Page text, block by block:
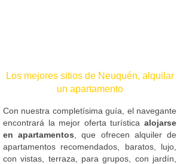
Los mejores sitios de Neuquén, alquilar
un apartamento
Con nuestra completísima guía, el navegante
encontrará la mejor oferta turística alojarse
en apartamentos , que ofrecen alquiler de
apartamentos recomendados, baratos, lujo,
con vistas, terraza, para grupos, con jardín,